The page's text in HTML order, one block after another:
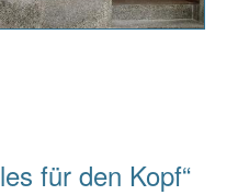
für den Kopf“